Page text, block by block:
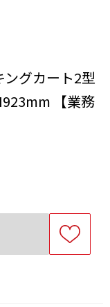
ングカート2型
【業務